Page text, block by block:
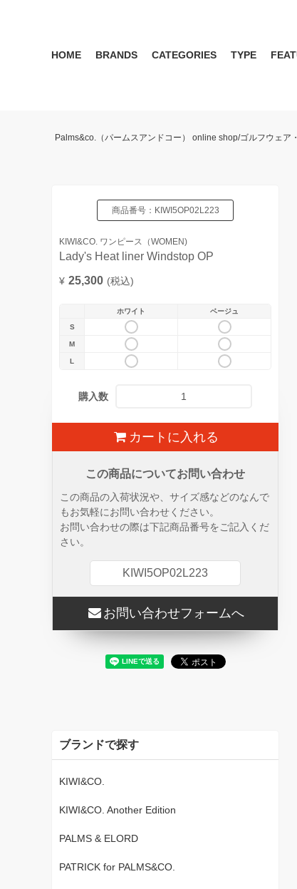
HOME BRANDS CATEGORIES TYPE
Palms&co.（パームスアンドコー） online shop/ゴルフウェア
商品番号： KIWI5OP02L223
KIWI&CO. ワンピース（WOMEN)
Lady's Heat liner Windstop OP
¥ 25,300 (税込)
ホワイト
ベージュ
S
M
L
購入数
カートに入れる
この商品についてお問い合わせ
この商品の入荷状況や、サイズ感などのなんで
もお気軽にお問い合わせください。
お問い合わせの際は下記商品番号をご記入くだ
さい。
KIWI5OP02L223
お問い合わせフォームへ
ブランドで探す
KIWI&CO.
KIWI&CO. Another Edition
PALMS & ELORD
PATRICK for PALMS&CO.